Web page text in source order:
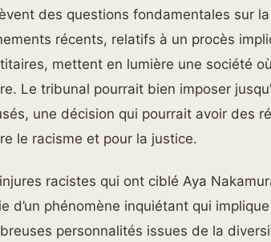
des questions fondamentales sur
récents, relatifs à un procès
mettent en lumière une société
Le tribunal pourrait bien imposer
une décision qui pourrait avoir des
le racisme et pour la justice.
racistes qui ont ciblé Aya
d’un phénomène inquiétant qui
personnalités issues de la